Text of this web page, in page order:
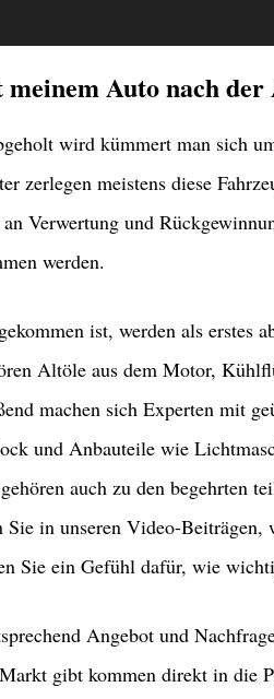
meinem Auto nach
wird kümmert man sich
zerlegen meistens diese
Verwertung und
werden.
ist, werden als erstes
Altöle aus dem Motor,
machen sich Experten mit
und Anbauteile wie
auch zu den begehrten
Sie in unseren Video-
Sie ein Gefühl dafür, wie
Angebot und
gibt kommen direkt in die